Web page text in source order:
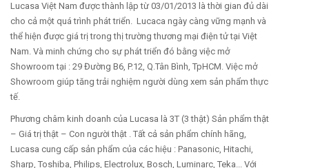
Lucasa Việt Nam được thành lập từ 03/01/2013 là thời gian đủ dài
cho cả một quá trình phát triển. Lucaca ngày càng vững mạnh và
thể hiện được giá trị trong thị trường thương mại điện tử tại Việt
Nam. Và minh chứng cho sự phát triển đó bằng việc mở
Showroom tại : 29 Đường B6, P.12, Q.Tân Bình, TpHCM. Việc mở
Showroom giúp tăng trải nghiệm người dùng xem sản phẩm thực
tế.
Phương châm kinh doanh của Lucasa là 3T (3 thật) Sản phẩm thật
– Giá trị thật – Con người thật . Tất cả sản phẩm chính hãng,
Lucasa cung cấp sản phẩm của các hiệu : Panasonic, Hitachi,
Sharp, Toshiba, Philips, Electrolux, Bosch, Luminarc, Teka... Với